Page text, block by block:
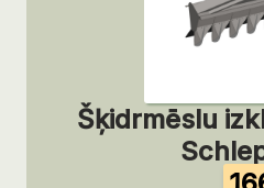
Šķidrmēslu